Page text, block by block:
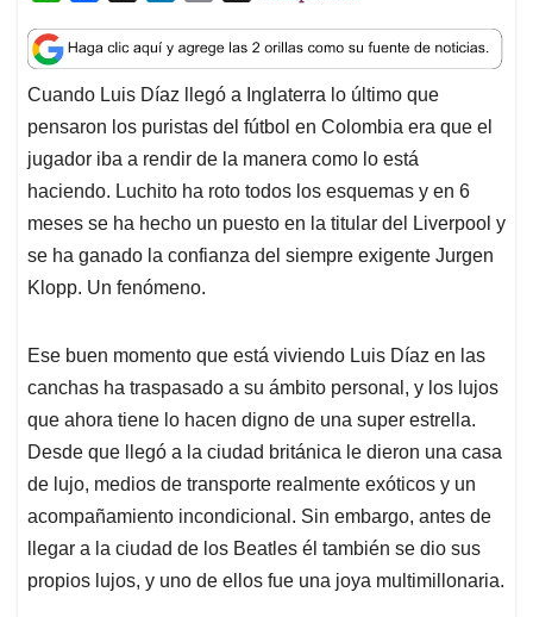
a
t
s
A
p
p
c
e
b
o
o
k
n
k
e
d
I
n
a
i
l
r
e
a
d
s
Cuando Luis Díaz llegó a Inglaterra lo último que
pensaron los puristas del fútbol en Colombia era que el
jugador iba a rendir de la manera como lo está
haciendo. Luchito ha roto todos los esquemas y en 6
meses se ha hecho un puesto en la titular del Liverpool y
se ha ganado la confianza del siempre exigente Jurgen
Klopp. Un fenómeno.
Ese buen momento que está viviendo Luis Díaz en las
canchas ha traspasado a su ámbito personal, y los lujos
que ahora tiene lo hacen digno de una super estrella.
Desde que llegó a la ciudad británica le dieron una casa
de lujo, medios de transporte realmente exóticos y un
acompañamiento incondicional. Sin embargo, antes de
llegar a la ciudad de los Beatles él también se dio sus
propios lujos, y uno de ellos fue una joya multimillonaria.